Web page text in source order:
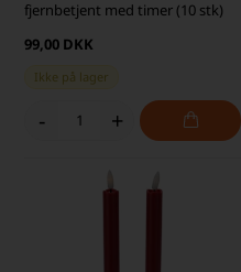
fjernbetjent med timer (10 stk)
99,00 DKK
Ikke på lager
- +